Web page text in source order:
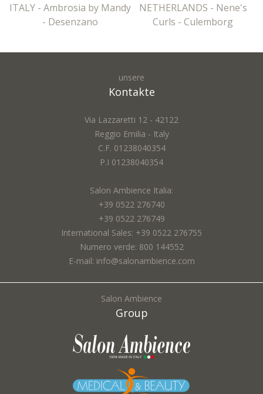
ITALY - Ambrosia by Mandy
- Desenzano
NETHERLANDS - Nene's
Curls - Culemborg
unsere
Kontakte
Via Lazzaretti 12 - 42122
Reggio Emilia - Italy
C.F. 01238040354
P.I 01238040354
Salon Ambience Italia:
+39 0522 276740
+39 0522 276749
International Sales: +39 0522 276755
Numero verde: 800 144552
E-mail: info@salonambience.com
Salon Ambience
Group